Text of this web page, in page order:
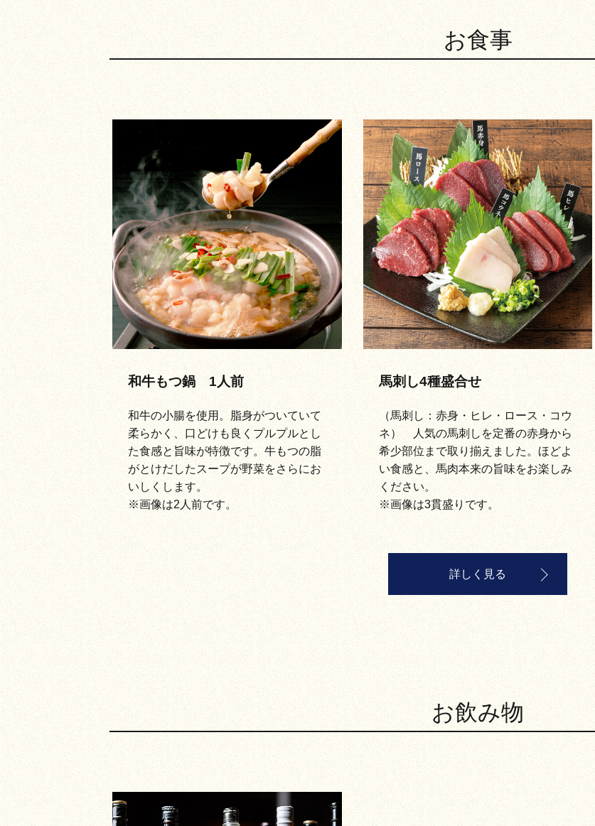
お食事
和牛もつ鍋 1人前
和牛の小腸を使用。脂身がついていて
柔らかく、口どけも良くプルプルとし
た食感と旨味が特徴です。牛もつの脂
がとけだしたスープが野菜をさらにお
いしくします。
※画像は2人前です。
馬刺し4種盛合せ
（馬刺し：赤身・ヒレ・ロース・コウ
ネ） 人気の馬刺しを定番の赤身から
希少部位まで取り揃えました。ほどよ
い食感と、馬肉本来の旨味をお楽しみ
ください。
※画像は3貫盛りです。
詳しく見る
お飲み物